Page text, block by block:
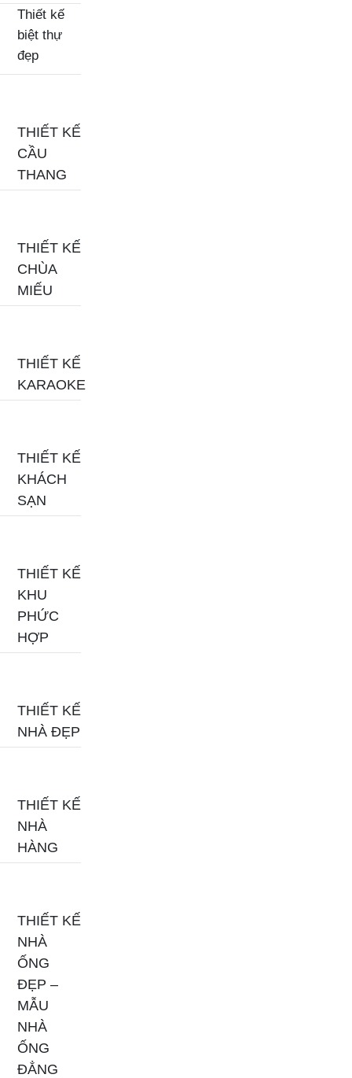
Thiết kế
biệt thự
đẹp
THIẾT KẾ
CẦU
THANG
THIẾT KẾ
CHÙA
MIẾU
THIẾT KẾ
KARAOKE
THIẾT KẾ
KHÁCH
SẠN
THIẾT KẾ
KHU
PHỨC
HỢP
THIẾT KẾ
NHÀ ĐẸP
THIẾT KẾ
NHÀ
HÀNG
THIẾT KẾ
NHÀ
ỐNG
ĐẸP –
MẪU
NHÀ
ỐNG
ĐẲNG